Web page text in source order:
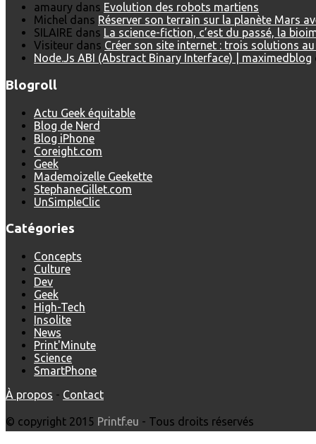
amaury dans Evolution des robots martiens
Michel dans Réserver son terrain sur la planète Mars
SILAIRE dans La science-fiction, c’est du passé, la
Visiteur dans Créer son site internet : trois solutions au
Node.Js ABI (Abstract Binary Interface) | maximedblog
Blogroll
Actu Geek équitable
Blog de Nerd
Blog iPhone
Coreight.com
Geek
Mademoizelle Geekette
StephaneGillet.com
UnSimpleClic
Catégories
Concepts
Culture
Dev
Geek
High-Tech
Insolite
News
Print'Minute
Science
SmartPhone
À propos - Contact
© copyright 2015 Printf.eu - Tous droits réservés